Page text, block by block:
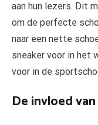
aan hun lezers. Dit
om de perfecte
naar een nette
sneaker voor in het
voor in de
De invloed